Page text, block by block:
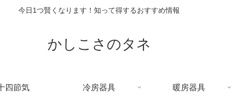
今日1つ賢くなります！知って得するおすすめ情報
かしこさのタネ
四節気 冷房器具 暖房器具